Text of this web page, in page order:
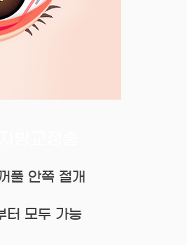
터 모두 가능
풀 안쪽 절개